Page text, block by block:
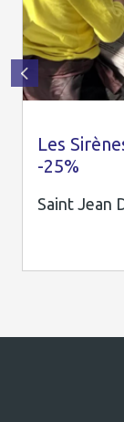
Les
-25%
Saint Jean